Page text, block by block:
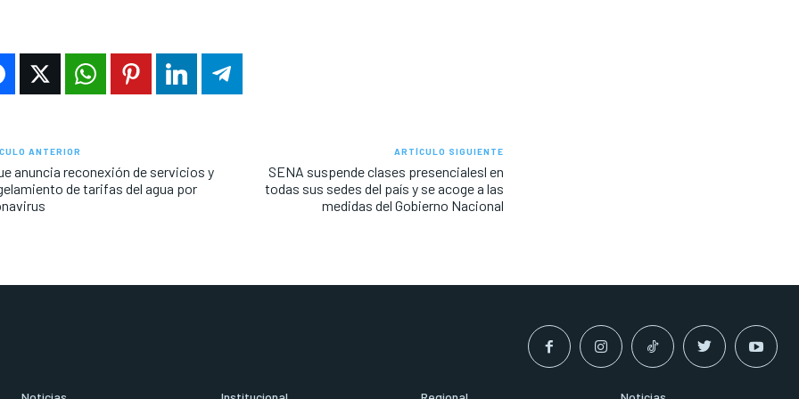
ANTERIOR
anuncia reconexión de servicios y
de tarifas del agua por
ARTÍCULO SIGUIENTE
SENA suspende clases presencialesl en
todas sus sedes del país y se acoge a las
medidas del Gobierno Nacional